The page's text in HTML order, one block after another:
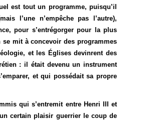
est tout un programme, puisqu’il
l’une n’empêche pas l’autre),
pour s’entrégorger pour la plus
mit à concevoir des programmes
et les Églises devinrent des
: il était devenu un instrument
et qui possédait sa propre
qui s’entremit entre Henri III et
certain plaisir guerrier le coup de